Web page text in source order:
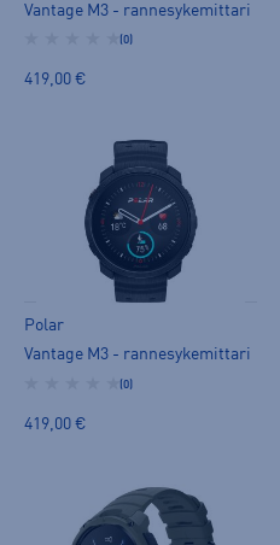
Vantage M3 - rannesykemittari
(0)
419,00 €
Polar
Vantage M3 - rannesykemittari
(0)
419,00 €